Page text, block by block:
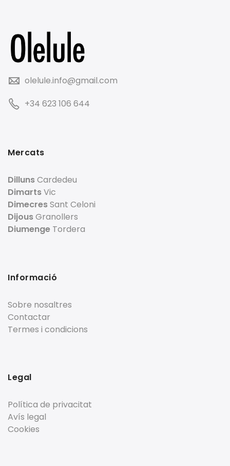
olelule.info@gmail.com
+34 623 106 644
Mercats
DillunsCardedeu
DimartsVic
DimecresSant Celoni
DijousGranollers
Diumenge Tordera
Informació
Sobre nosaltres
Contactar
Termes i condicions
Legal
Política de privacitat
Avís legal
Cookies